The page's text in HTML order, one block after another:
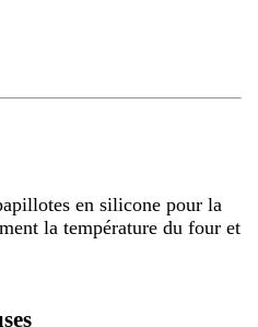
en silicone pour la
la température du four et